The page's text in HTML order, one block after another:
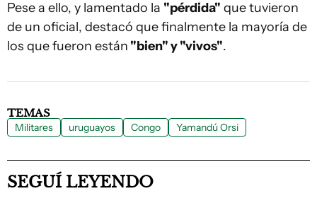
Pese a ello, y lamentado la "pérdida" que tuvieron
de un oficial, destacó que finalmente la mayoría de
los que fueron están "bien" y "vivos".
TEMAS
Militares uruguayos Congo Yamandú Orsi
SEGUÍ LEYENDO